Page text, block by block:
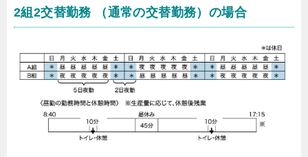
2組2交替勤務 （通常の交替勤務）の場合